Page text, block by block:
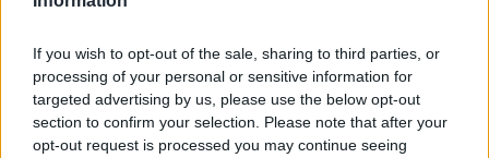
If you wish to opt-out of the sale, sharing to third parties, or
processing of your personal or sensitive information for
targeted advertising by us, please use the below opt-out
section to confirm your selection. Please note that after your
opt-out request is processed you may continue seeing